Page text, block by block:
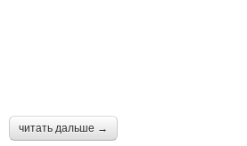
читать дальше →